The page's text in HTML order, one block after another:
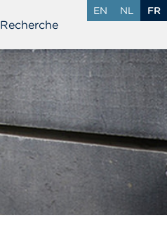
Recherche
EN NL FR